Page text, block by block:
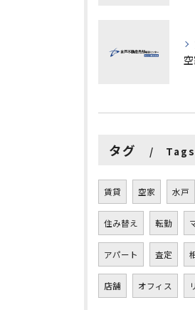
タグ Tags
賃貸 空家 水戸
住み替え 転勤
アパート 査定
店舗 オフィス